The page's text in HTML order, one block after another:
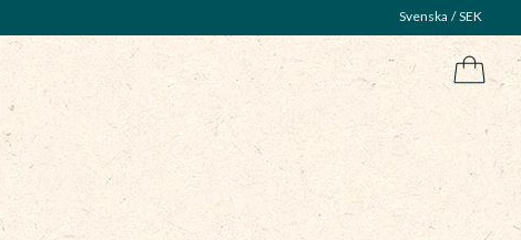
Svenska SEK